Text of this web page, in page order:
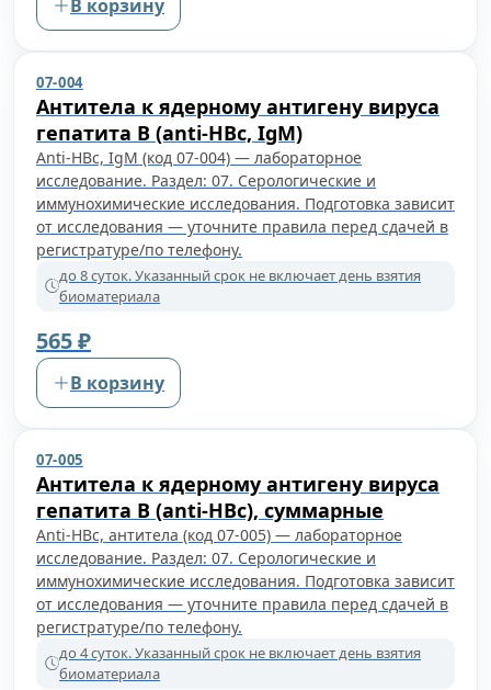
В корзину
07-004
Антитела к ядерному антигену вируса
гепатита B (anti-HBc, IgM)
Anti-HBc, IgM (код 07-004) — лабораторное
исследование. Раздел: 07. Серологические и
иммунохимические исследования. Подготовка зависит
от исследования — уточните правила перед сдачей в
регистратуре/по телефону.
до 8 суток. Указанный срок не включает день взятия
биоматериала
565 ₽
В корзину
07-005
Антитела к ядерному антигену вируса
гепатита B (anti-HBc), суммарные
Anti-HBc, антитела (код 07-005) — лабораторное
исследование. Раздел: 07. Серологические и
иммунохимические исследования. Подготовка зависит
от исследования — уточните правила перед сдачей в
регистратуре/по телефону.
до 4 суток. Указанный срок не включает день взятия
биоматериала